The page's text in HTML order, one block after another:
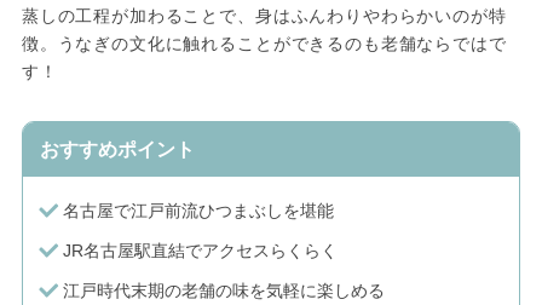
蒸しの工程が加わることで、身はふんわりやわらかいのが特
徴。うなぎの文化に触れることができるのも老舗ならではで
す！
おすすめポイント
名古屋で江戸前流ひつまぶしを堪能
JR名古屋駅直結でアクセスらくらく
江戸時代末期の老舗の味を気軽に楽しめる